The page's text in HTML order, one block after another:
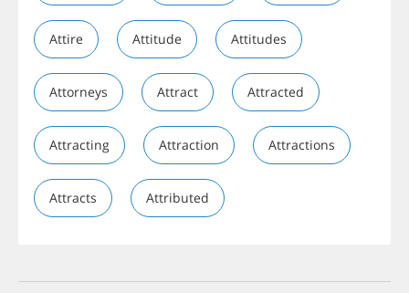
Attire Attitude Attitudes
Attorneys Attract Attracted
Attracting Attraction Attractions
Attracts Attributed